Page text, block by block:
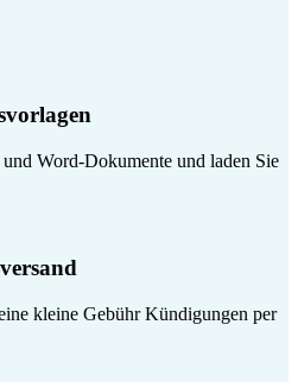
Word-Dokumente und laden Sie
kleine Gebühr Kündigungen per